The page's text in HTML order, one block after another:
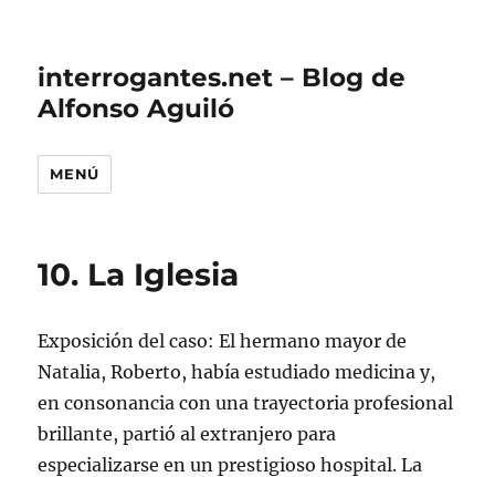
interrogantes.net – Blog de
Alfonso Aguiló
MENÚ
10. La Iglesia
Exposición del caso: El hermano mayor de
Natalia, Roberto, había estudiado medicina y,
en consonancia con una trayectoria profesional
brillante, partió al extranjero para
especializarse en un prestigioso hospital. La